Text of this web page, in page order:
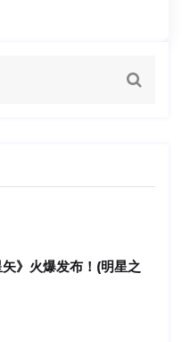
》火爆发布！(明星之